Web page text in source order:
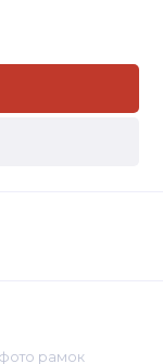
рамок